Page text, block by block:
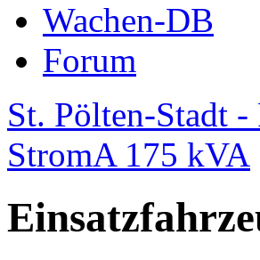
Wachen-DB
Forum
St. Pölten-Stadt
StromA 175 kVA